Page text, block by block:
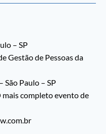
– SP
Gestão de Pessoas da
São Paulo – SP
mais completo evento de